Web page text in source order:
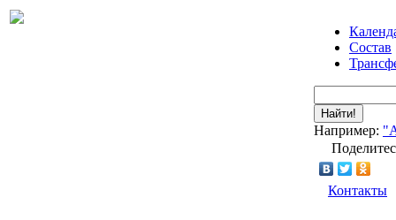
Состав
Найти!
Например:
Контакты